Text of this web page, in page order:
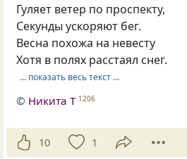
Гуляет ветер по проспекту,
Секунды ускоряют бег.
Весна похожа на невесту
Хотя в полях расстаял снег.
… показать весь текст …
© Никита Т 1206
10 1